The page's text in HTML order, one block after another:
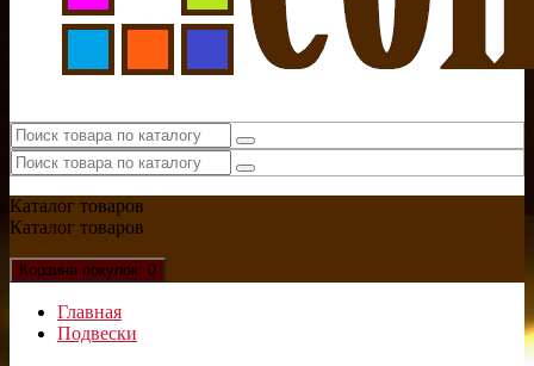
Каталог товаров
Каталог товаров
Корзина покупок: 0
Главная
Подвески